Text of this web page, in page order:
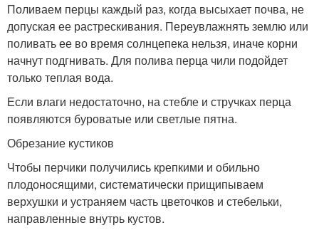
Поливаем перцы каждый раз, когда высыхает почва, не
допуская ее растрескивания. Переувлажнять землю или
поливать ее во время солнцепека нельзя, иначе корни
начнут подгнивать. Для полива перца чили подойдет
только теплая вода.
Если влаги недостаточно, на стебле и стручках перца
появляются буроватые или светлые пятна.
Обрезание кустиков
Чтобы перчики получились крепкими и обильно
плодоносящими, систематически прищипываем
верхушки и устраняем часть цветочков и стебельки,
направленные внутрь кустов.